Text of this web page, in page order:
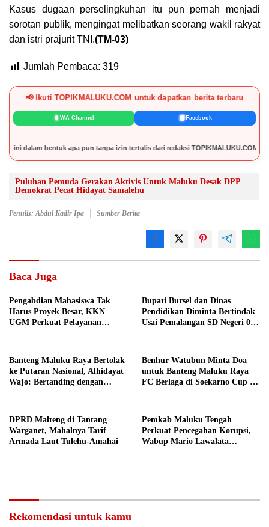
Kasus dugaan perselingkuhan itu pun pernah menjadi
sorotan publik, mengingat melibatkan seorang wakil rakyat
dan istri prajurit TNI.(TM-03)
Jumlah Pembaca: 319
📢 Ikuti TOPIKMALUKU.COM untuk dapatkan berita terbaru
📱WA Channel 📘 Facebook
bentuk apa pun tanpa izin tertulis dari redaksi TOPIKMALUKU.COM.
Puluhan Pemuda Gerakan Aktivis Untuk Maluku Desak DPP
Demokrat Pecat Hidayat Samalehu
Penulis: Abdul Kadir Ipa Sumber Berita
Baca Juga
Pengabdian Mahasiswa Tak
Harus Proyek Besar, KKN
UGM Perkuat Pelayanan
Bupati Bursel dan Dinas
Pendidikan Diminta Bertindak
Usai Pemalangan SD Negeri 09
Banteng Maluku Raya Bertolak
ke Putaran Nasional, Alhidayat
Wajo: Bertanding dengan
Benhur Watubun Minta Doa
untuk Banteng Maluku Raya
FC Berlaga di Soekarno Cup U-
DPRD Malteng di Tantang
Warganet, Mahalnya Tarif
Armada Laut Tulehu-Amahai
Pemkab Maluku Tengah
Perkuat Pencegahan Korupsi,
Wabup Mario Lawalata
Rekomendasi untuk kamu